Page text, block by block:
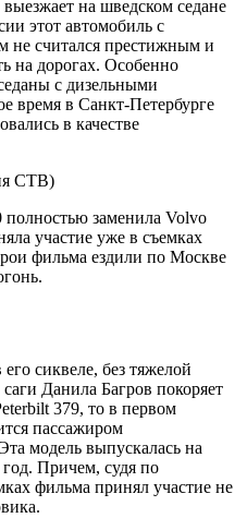
на шведском седане
этот автомобиль с
не считался престижным и
на дорогах. Особенно
с дизельными
время в Санкт-Петербурге
в качестве
CTB)
полностью заменила Volvo
участие уже в съемках
фильма ездили по Москве
сиквеле, без тяжелой
Данила Багров покоряет
379, то в первом
пассажиром
модель выпускалась на
Причем, судя по
фильма принял участие не